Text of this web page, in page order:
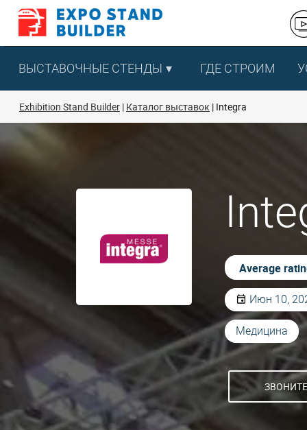
Перейти
содержанию
ВЫСТАВОЧНЫЕ СТЕНДЫ ГДЕ СТРОИМ
Exhibition Stand Builder Каталог выставок Integra
Average
Июн 10,
Медицина